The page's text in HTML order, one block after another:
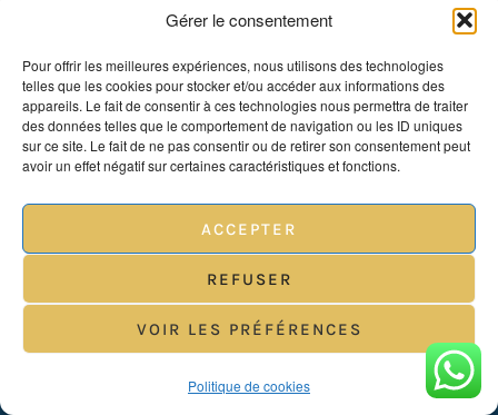
Gérer le consentement
Pour offrir les meilleures expériences, nous utilisons des technologies
telles que les cookies pour stocker et/ou accéder aux informations des
appareils. Le fait de consentir à ces technologies nous permettra de traiter
des données telles que le comportement de navigation ou les ID uniques
sur ce site. Le fait de ne pas consentir ou de retirer son consentement peut
avoir un effet négatif sur certaines caractéristiques et fonctions.
ACCEPTER
REFUSER
VOIR LES PRÉFÉRENCES
Politique de cookies
Renaiss
ance
Clinic
News
Médecine esthétique
Soins du visage
Traitement
peau
comprendr
Renaiss
ance
Clinic
Denis GOMEZ
Dubouchage,
06000 NICE
PREN
DRE